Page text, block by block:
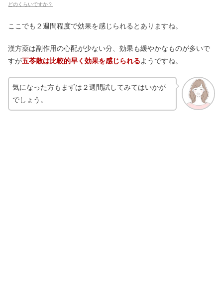
どのくらいですか？
ここでも２週間程度で効果を感じられるとありますね。
漢方薬は副作用の心配が少ない分、効果も緩やかなものが多いで
すが五苓散は比較的早く効果を感じられるようですね。
気になった方もまずは２週間試してみてはいかが
でしょう。